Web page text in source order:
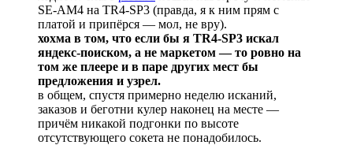
SE-AM4 на TR4-SP3 (правда, я к ним прям с
платой и припёрся — мол, не вру).
хохма в том, что если бы я TR4-SP3 искал
яндекс-поиском, а не маркетом — то ровно на
том же плеере и в паре других мест бы
предложения и узрел.
в общем, спустя примерно неделю исканий,
заказов и беготни кулер наконец на месте —
причём никакой подгонки по высоте
отсутствующего сокета не понадобилось.